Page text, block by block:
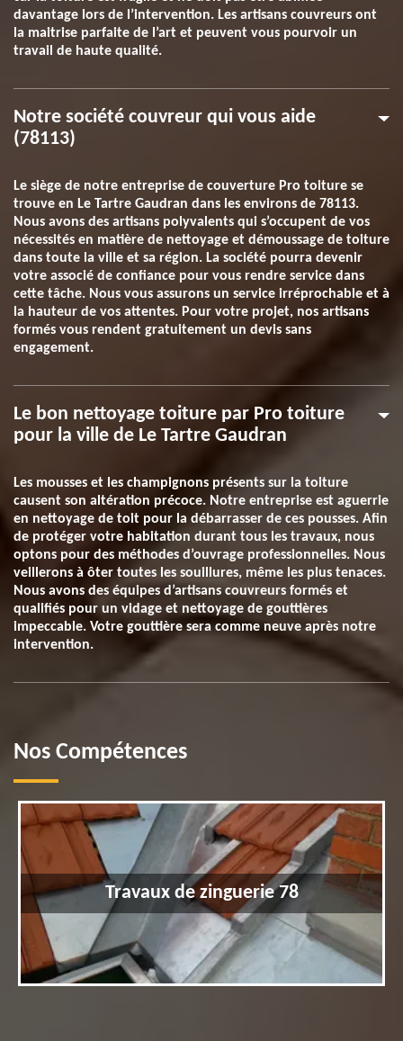
davantage lors de l’intervention. Les artisans couvreurs ont
la maitrise parfaite de l’art et peuvent vous pourvoir un
travail de haute qualité.
Notre société couvreur qui vous aide
(78113)
Le siège de notre entreprise de couverture Pro toiture se
trouve en Le Tartre Gaudran dans les environs de 78113.
Nous avons des artisans polyvalents qui s’occupent de vos
nécessités en matière de nettoyage et démoussage de toiture
dans toute la ville et sa région. La société pourra devenir
votre associé de confiance pour vous rendre service dans
cette tâche. Nous vous assurons un service irréprochable et à
la hauteur de vos attentes. Pour votre projet, nos artisans
formés vous rendent gratuitement un devis sans
engagement.
Le bon nettoyage toiture par Pro toiture
pour la ville de Le Tartre Gaudran
Les mousses et les champignons présents sur la toiture
causent son altération précoce. Notre entreprise est aguerrie
en nettoyage de toit pour la débarrasser de ces pousses. Afin
de protéger votre habitation durant tous les travaux, nous
optons pour des méthodes d’ouvrage professionnelles. Nous
veillerons à ôter toutes les souillures, même les plus tenaces.
Nous avons des équipes d’artisans couvreurs formés et
qualifiés pour un vidage et nettoyage de gouttières
impeccable. Votre gouttière sera comme neuve après notre
intervention.
Nos Compétences
Travaux de zinguerie 78